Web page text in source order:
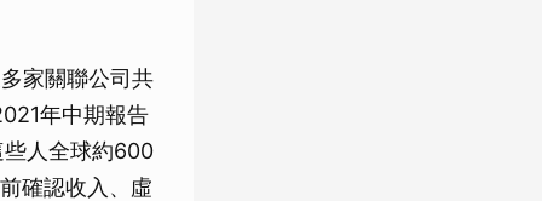
家關聯公司共
年中期報告
人全球約600
確認收入、虛